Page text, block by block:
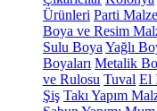
Ürünleri Parti
Boya ve Resim
Sulu Boya Yağlı
Boyaları Metalik
ve Rulosu Tuval El
Şiş Takı Yapım